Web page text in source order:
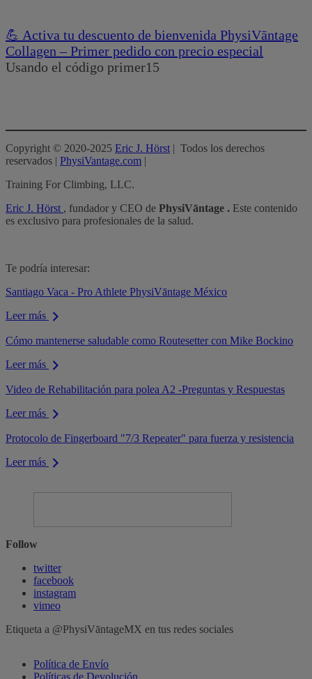
💪 Activa tu descuento de bienvenida PhysiVāntage
Collagen – Primer pedido con precio especial
Usando el código primer15
Copyright © 2020-2025 Eric J. Hörst | Todos los derechos
reservados | PhysiVantage.com |
Training For Climbing, LLC.
Eric J. Hörst , fundador y CEO de PhysiVāntage . Este contenido
es exclusivo para profesionales de la salud.
Te podría interesar:
Santiago Vaca - Pro Athlete PhysiVāntage México
Leer más
Cómo mantenerse saludable como Routesetter con Mike Bockino
Leer más
Video de Rehabilitación para polea A2 -Preguntas y Respuestas
Leer más
Protocolo de Fingerboard "7/3 Repeater" para fuerza y resistencia
Leer más
Follow
twitter
facebook
instagram
vimeo
Etiqueta a @PhysiVāntageMX en tus redes sociales
Política de Envío
Políticas de Devolución